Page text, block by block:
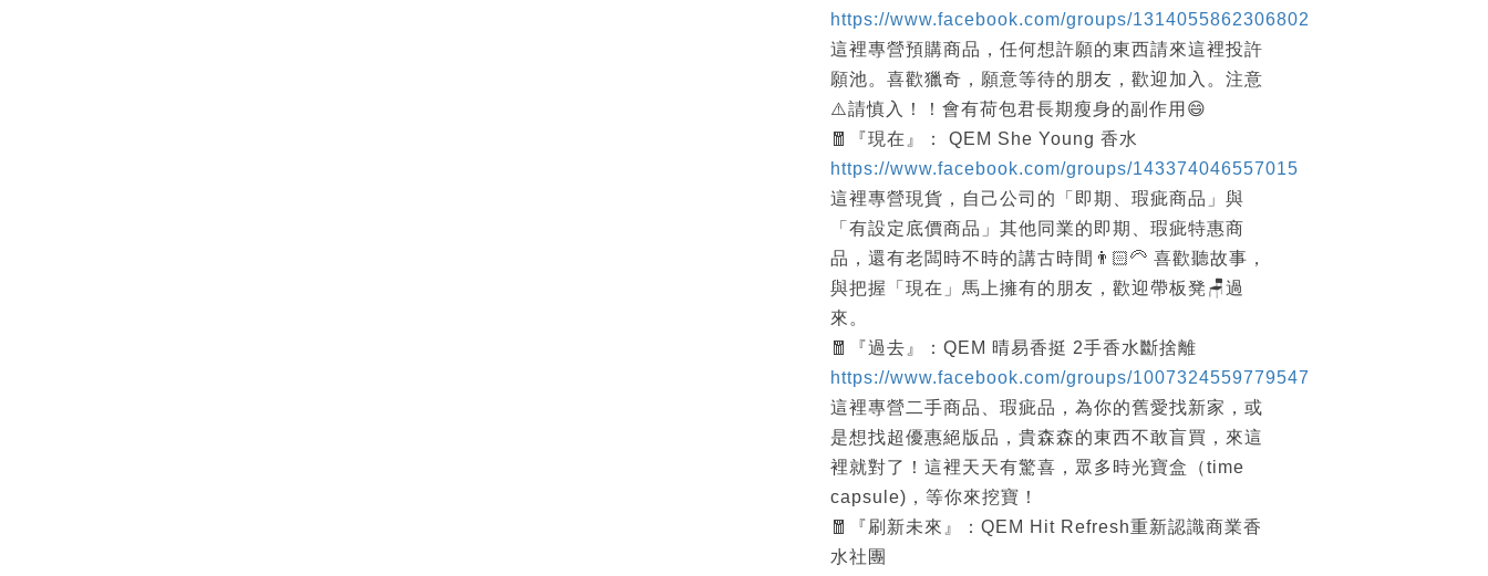
https://www.facebook.com/groups/1314055862306802
這裡專營預購商品，任何想許願的東西請來這裡投許
願池。喜歡獵奇，願意等待的朋友，歡迎加入。注意
⚠️請慎入！！會有荷包君長期瘦身的副作用😄
🧧『現在』： QEM She Young 香水
https://www.facebook.com/groups/143374046557015
這裡專營現貨，自己公司的「即期、瑕疵商品」與
「有設定底價商品」其他同業的即期、瑕疵特惠商
品，還有老闆時不時的講古時間👨🏻‍🦳 喜歡聽故事，
與把握「現在」馬上擁有的朋友，歡迎帶板凳🪑過
來。
🧧『過去』：QEM 晴易香挺 2手香水斷捨離
https://www.facebook.com/groups/1007324559779547
這裡專營二手商品、瑕疵品，為你的舊愛找新家，或
是想找超優惠絕版品，貴森森的東西不敢盲買，來這
裡就對了！這裡天天有驚喜，眾多時光寶盒（time
capsule)，等你來挖寶！
🧧『刷新未來』：QEM Hit Refresh重新認識商業香
水社團